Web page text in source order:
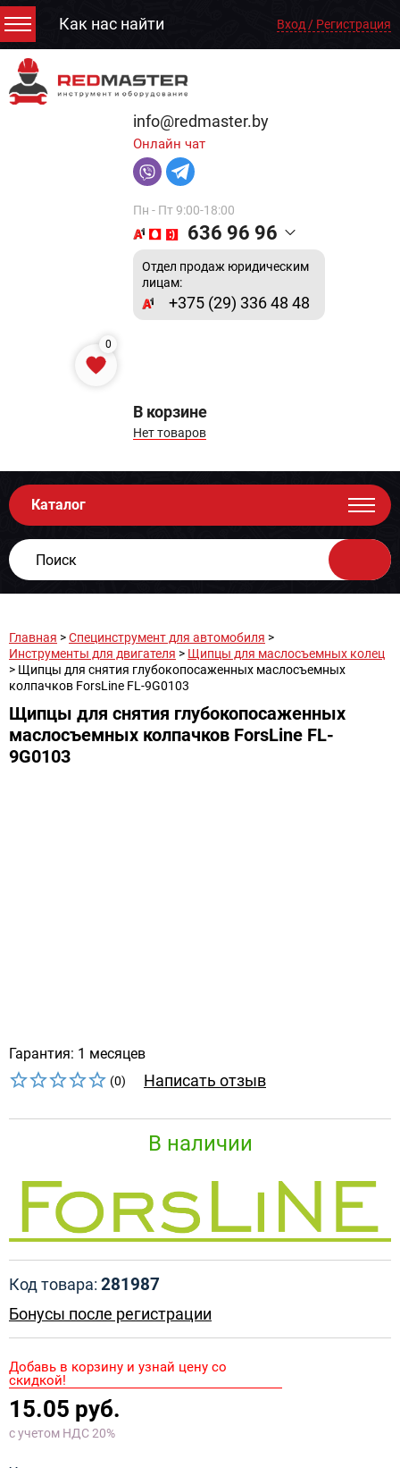
Как нас найти Вход / Регистрация
info@redmaster.by
Онлайн чат
Пн - Пт 9:00-18:00
636 96 96
Отдел продаж юридическим
лицам:
+375 (29) 336 48 48
0
В корзине
Нет товаров
Каталог
Главная >Специнструмент для автомобиля >
Инструменты для двигателя > Щипцы для маслосъемных колец
> Щипцы для снятия глубокопосаженных маслосъемных
колпачков ForsLine FL-9G0103
Щипцы для снятия глубокопосаженных
маслосъемных колпачков ForsLine FL-
9G0103
Гарантия: 1 месяцев
(0) Написать отзыв
В наличии
Код товара: 281987
Бонусы после регистрации
Добавь в корзину и узнай цену со
скидкой!
15.05 руб.
с учетом НДС 20%